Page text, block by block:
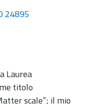
24895
Laurea
titolo
scale”; il mio